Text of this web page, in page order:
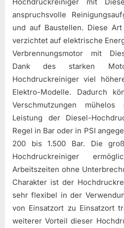
anspruchsvolle
und auf Baustellen. Diese
verzichtet auf elektrische
Verbrennungsmotor mit
Dank des starken
Hochdruckreiniger viel
Elektro-Modelle. Dadurch
Verschmutzungen
Leistung der Diesel-
Regel in Bar oder in PSI
200 bis 1.500 Bar. Die
Hochdruckreiniger
Arbeitszeiten ohne
Charakter ist der
sehr flexibel in der
von Einsatzort zu Einsatzort
weiterer Vorteil dieser